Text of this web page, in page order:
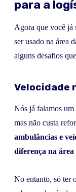
para a
Agora que você já
ser usado na área
alguns desafios
Velocidade
Nós já falamos um
mas não custa
ambulâncias e
diferença na área
No entanto, só ter